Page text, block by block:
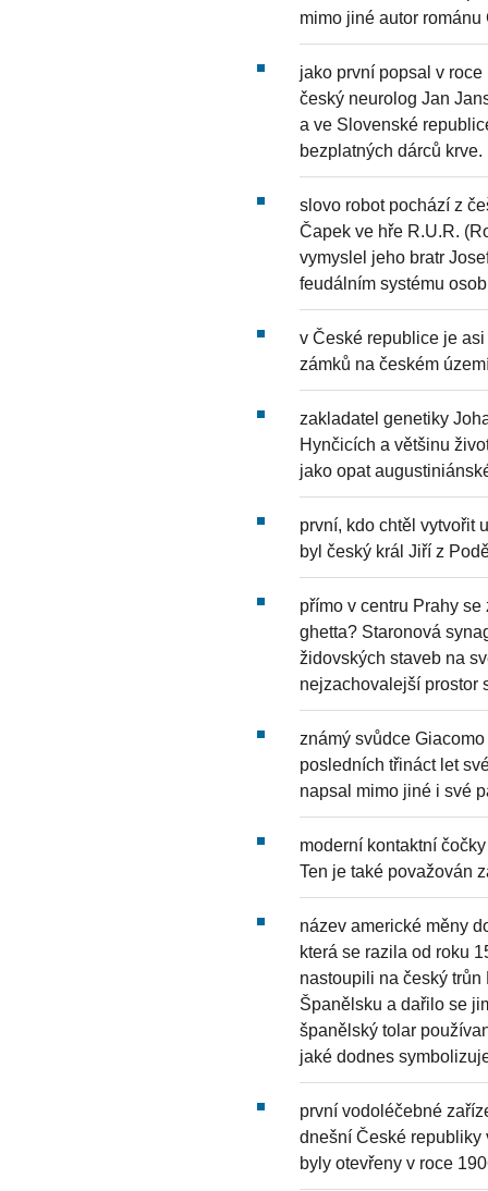
mimo jiné autor
jako první popsal v
český neurolog Jan
a ve Slovenské
bezplatných dárců krve.
slovo robot pochází z
Čapek ve hře R.U.R.
vymyslel jeho bratr
feudálním systému
v České republice je
zámků na českém
zakladatel genetiky
Hynčicích a většinu
jako opat
první, kdo chtěl vytvořit
byl český král Jiří z
přímo v centru Prahy
ghetta? Staronová
židovských staveb na
nejzachovalejší prostor
známý svůdce
posledních třináct let
napsal mimo jiné i své
moderní kontaktní
Ten je také považován
název americké měny
která se razila od roku
nastoupili na český
Španělsku a dařilo se
španělský tolar
jaké dodnes
první vodoléčebné
dnešní České republiky
byly otevřeny v roce